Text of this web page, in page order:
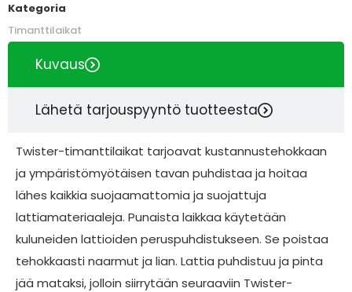
Kategoria
Timanttilaikat
Kuvaus
Lähetä tarjouspyyntö tuotteesta
Twister-timanttilaikat tarjoavat kustannustehokkaan
ja ympäristömyötäisen tavan puhdistaa ja hoitaa
lähes kaikkia suojaamattomia ja suojattuja
lattiamateriaaleja. Punaista laikkaa käytetään
kuluneiden lattioiden peruspuhdistukseen. Se poistaa
tehokkaasti naarmut ja lian. Lattia puhdistuu ja pinta
jää mataksi, jolloin siirrytään seuraaviin Twister-